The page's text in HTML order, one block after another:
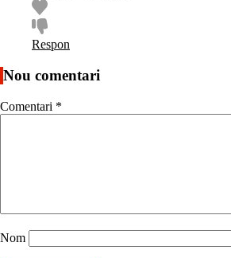
Respon
Nou comentari
Comentari *
Nom